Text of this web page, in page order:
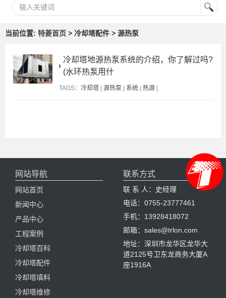
当前位置: 特菱首页 > 冷却塔配件 > 源热泵
冷却塔地源热泵系统的介绍，你了解过吗?
(水环热泵用什
TAGS： 冷却塔 | 源热泵 | 系统 | 热源 |
网站导航
网站首页
新闻中心
产品中心
工程案例
冷却塔百科
冷却塔配件
冷却塔填料
冷却塔维修
联系方式
联 系 人：史经理
电话：0755-23777461
手机：13928418072
邮箱：sales@trlon.com
地址：深圳市龙华区龙华大
道2125号卫东龙商务大厦A
座1916A